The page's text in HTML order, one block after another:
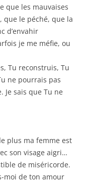
que les mauvaises
que le péché, que la
d’envahir
je me méfie, ou
Tu reconstruis, Tu
ne pourrais pas
Je sais que Tu ne
plus ma femme est
son visage aigri…
de miséricorde.
moi de ton amour